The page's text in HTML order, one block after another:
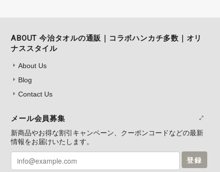
ABOUT 今治タオルの通販｜コラボハンカチ多数｜オリ
ナススタイル
About Us
Blog
Contact Us
メール会員募集
新商品やお得な割引キャンペーン、クーポンコードなどの最新
情報をお届けいたします。
登録